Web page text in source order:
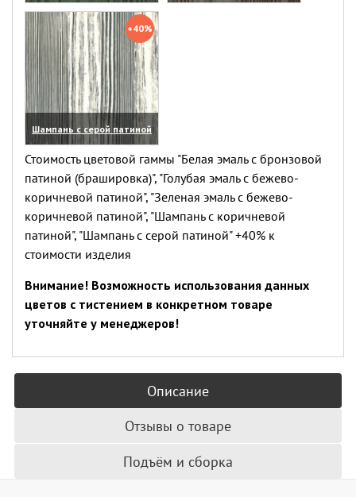
(увеличить)
(увеличить)
+40%
Шампань с серой патиной
(увеличить)
Стоимость цветовой гаммы "Белая эмаль с бронзовой
патиной (брашировка)", "Голубая эмаль с бежево-
коричневой патиной", "Зеленая эмаль с бежево-
коричневой патиной", "Шампань с коричневой
патиной", "Шампань с серой патиной" +40% к
стоимости изделия
Внимание! Возможность использования данных
цветов с тистением в конкретном товаре
уточняйте у менеджеров!
Описание
Отзывы о товаре
Подъём и сборка